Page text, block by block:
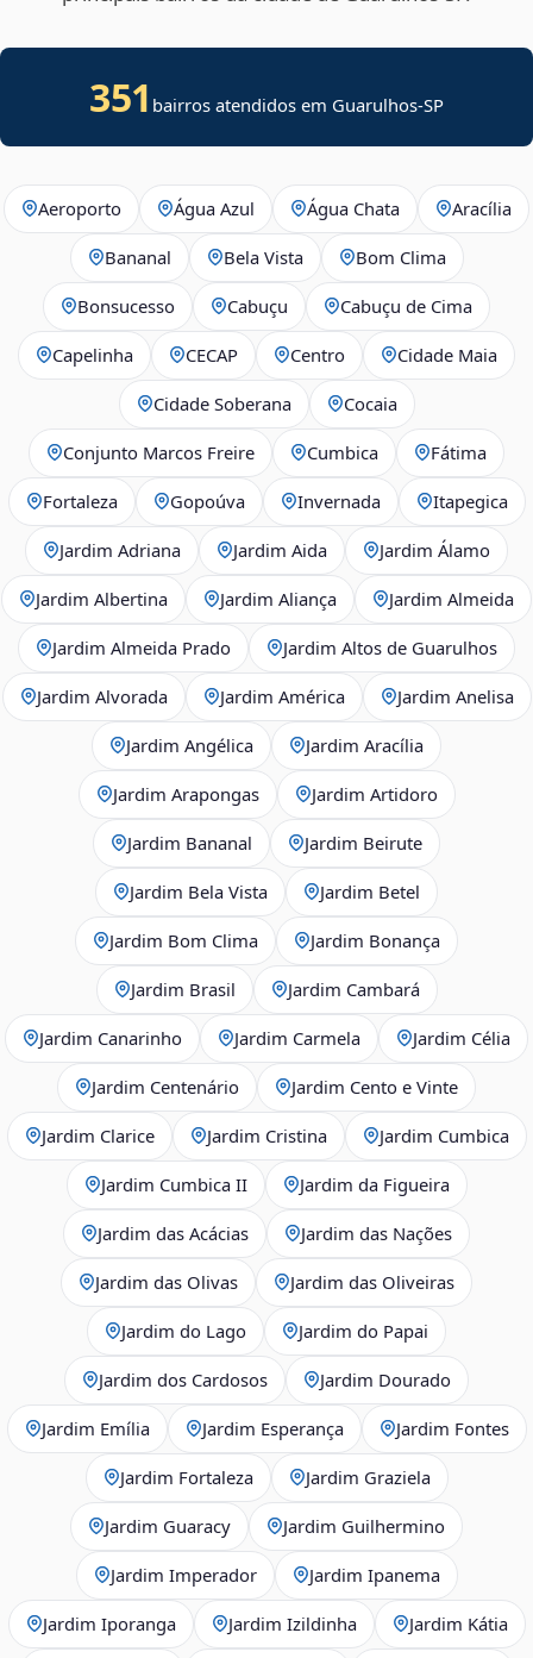
351 bairros atendidos em Guarulhos-SP
Aeroporto Água Azul Água Chata Aracília
Bananal Bela Vista Bom Clima
Bonsucesso Cabuçu Cabuçu de Cima
Capelinha CECAP Centro Cidade Maia
Cidade Soberana Cocaia
Conjunto Marcos Freire Cumbica Fátima
Fortaleza Gopoúva Invernada Itapegica
Jardim Adriana Jardim Aida Jardim Álamo
Jardim Albertina Jardim Aliança Jardim Almeida
Jardim Almeida Prado Jardim Altos de Guarulhos
Jardim Alvorada Jardim América Jardim Anelisa
Jardim Angélica Jardim Aracília
Jardim Arapongas Jardim Artidoro
Jardim Bananal Jardim Beirute
Jardim Bela Vista Jardim Betel
Jardim Bom Clima Jardim Bonança
Jardim Brasil Jardim Cambará
Jardim Canarinho Jardim Carmela Jardim Célia
Jardim Centenário Jardim Cento e Vinte
Jardim Clarice Jardim Cristina Jardim Cumbica
Jardim Cumbica II Jardim da Figueira
Jardim das Acácias Jardim das Nações
Jardim das Olivas Jardim das Oliveiras
Jardim do Lago Jardim do Papai
Jardim dos Cardosos Jardim Dourado
Jardim Emília Jardim Esperança Jardim Fontes
Jardim Fortaleza Jardim Graziela
Jardim Guaracy Jardim Guilhermino
Jardim Imperador Jardim Ipanema
Jardim Iporanga Jardim Izildinha Jardim Kátia